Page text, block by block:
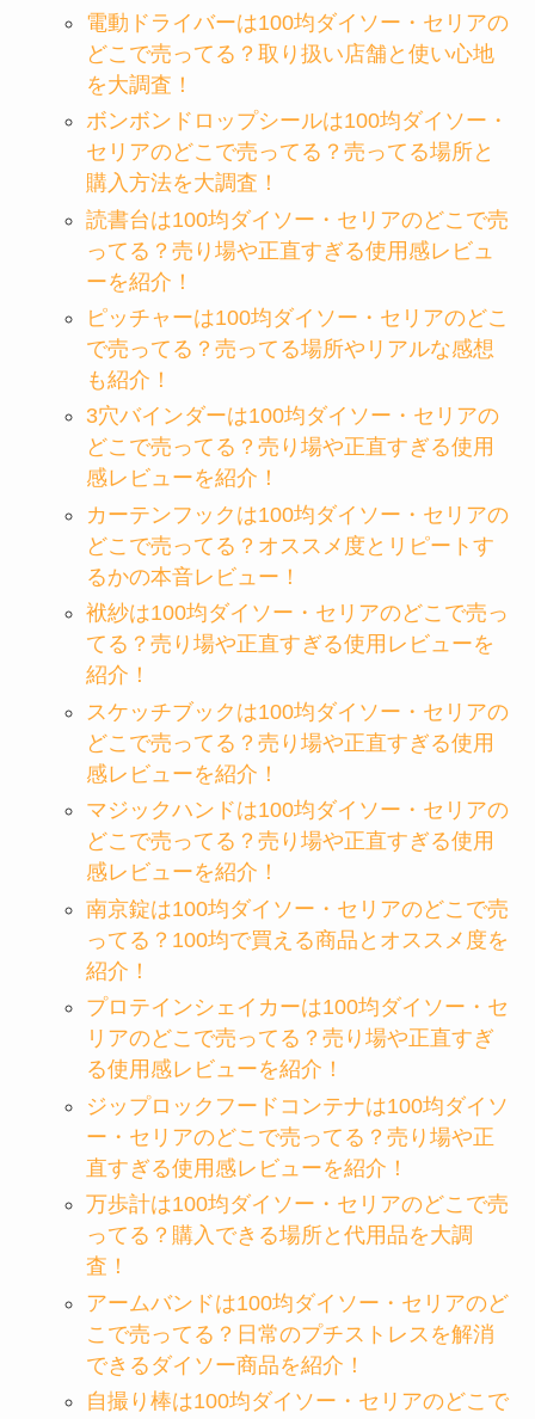
電動ドライバーは100均ダイソー・セリアの
どこで売ってる？取り扱い店舗と使い心地
を大調査！
ボンボンドロップシールは100均ダイソー・
セリアのどこで売ってる？売ってる場所と
購入方法を大調査！
読書台は100均ダイソー・セリアのどこで売
ってる？売り場や正直すぎる使用感レビュ
ーを紹介！
ピッチャーは100均ダイソー・セリアのどこ
で売ってる？売ってる場所やリアルな感想
も紹介！
3穴バインダーは100均ダイソー・セリアの
どこで売ってる？売り場や正直すぎる使用
感レビューを紹介！
カーテンフックは100均ダイソー・セリアの
どこで売ってる？オススメ度とリピートす
るかの本音レビュー！
袱紗は100均ダイソー・セリアのどこで売っ
てる？売り場や正直すぎる使用レビューを
紹介！
スケッチブックは100均ダイソー・セリアの
どこで売ってる？売り場や正直すぎる使用
感レビューを紹介！
マジックハンドは100均ダイソー・セリアの
どこで売ってる？売り場や正直すぎる使用
感レビューを紹介！
南京錠は100均ダイソー・セリアのどこで売
ってる？100均で買える商品とオススメ度を
紹介！
プロテインシェイカーは100均ダイソー・セ
リアのどこで売ってる？売り場や正直すぎ
る使用感レビューを紹介！
ジップロックフードコンテナは100均ダイソ
ー・セリアのどこで売ってる？売り場や正
直すぎる使用感レビューを紹介！
万歩計は100均ダイソー・セリアのどこで売
ってる？購入できる場所と代用品を大調
査！
アームバンドは100均ダイソー・セリアのど
こで売ってる？日常のプチストレスを解消
できるダイソー商品を紹介！
自撮り棒は100均ダイソー・セリアのどこで